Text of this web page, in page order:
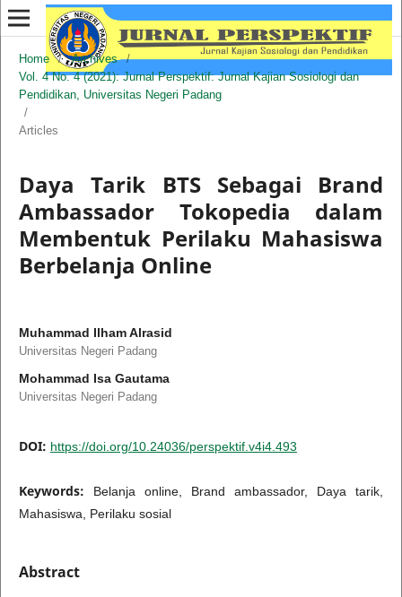
Home / Archives
/
Vol. 4 No. 4 (2021): Jurnal Perspektif: Jurnal Kajian Sosiologi dan
Pendidikan, Universitas Negeri Padang
/
Articles
Daya Tarik BTS Sebagai Brand
Ambassador Tokopedia dalam
Membentuk Perilaku Mahasiswa
Berbelanja Online
Muhammad Ilham Alrasid
Universitas Negeri Padang
Mohammad Isa Gautama
Universitas Negeri Padang
DOI: https://doi.org/10.24036/perspektif.v4i4.493
Keywords:
Belanja online, Brand ambassador, Daya tarik,
Mahasiswa, Perilaku sosial
Abstract